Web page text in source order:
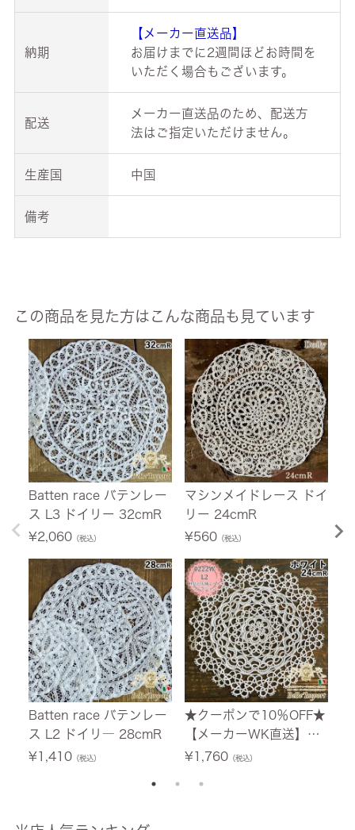
納期
【メーカー直送品】
お届けまでに2週間ほどお時間を
いただく場合もございます。
配送
メーカー直送品のため、配送方
法はご指定いただけません。
生産国 中国
備考
この商品を見た方はこんな商品も見ています
Batten race バテンレー
ス L3 ドイリー 32cmR
¥2,060（税込）
Batten race バテンレー
ス L2 ドイリ― 28cmR
¥1,410（税込）
マシンメイドレース ドイ
リー 24cmR
¥560（税込）
★クーポンで10％OFF★
【メーカーWK直送】レ
ース ドイリー レース布
¥1,760（税込）
¥